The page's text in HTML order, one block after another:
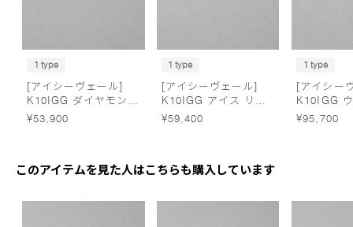
1 type
[アイシーヴェール]
K10IGG ダイヤモンド
アイス リング
¥53,900
1 type
[アイシーヴェール]
K10IGG アイス リン
グ
¥59,400
1 type
[アイシー
K10IGG
リング
¥95,700
このアイテムを見た人はこちらも購入しています